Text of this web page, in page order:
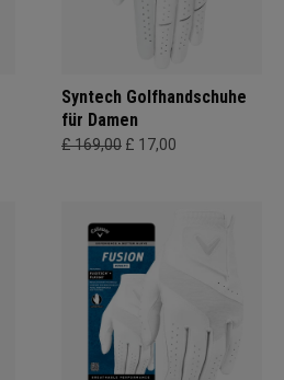
Syntech Golfhandschuhe
für Damen
£ 169,00 £ 17,00